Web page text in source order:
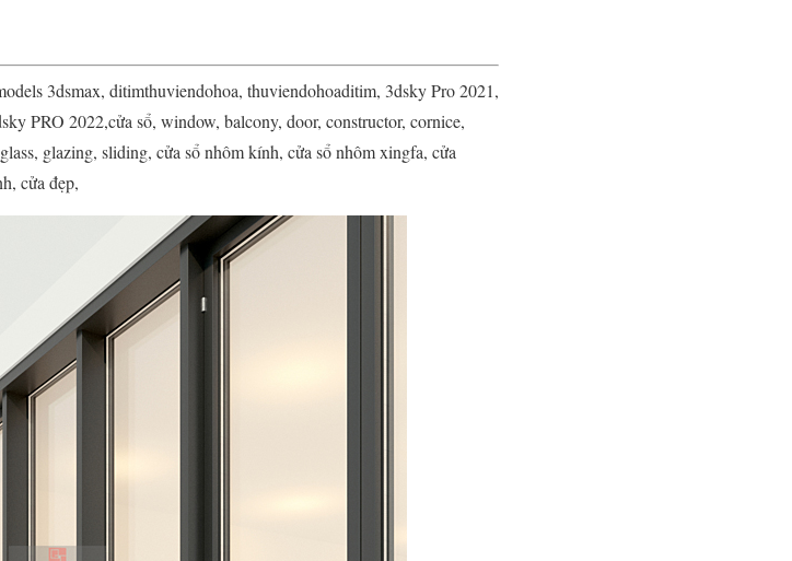
3dsmax, ditimthuviendohoa, thuviendohoaditim, 3dsky Pro 2021,
PRO 2022,cửa sổ, window, balcony, door, constructor, cornice,
glazing, sliding, cửa sổ nhôm kính, cửa sổ nhôm xingfa, cửa
cửa đẹp,